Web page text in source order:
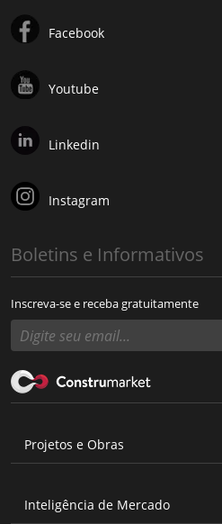
Facebook
Youtube
Linkedin
Instagram
Boletins e Informativos
Inscreva-se e receba gratuitamente
Projetos e Obras
Inteligência de Mercado